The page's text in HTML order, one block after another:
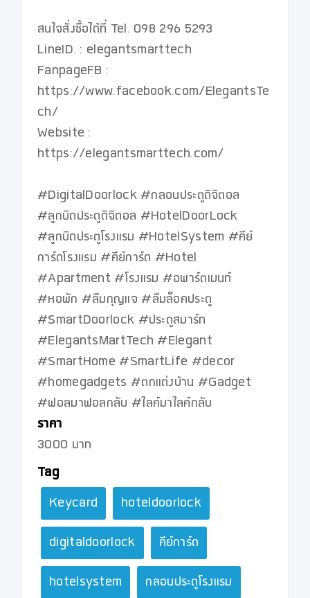
สนใจสั่งซื้อได้ที่ Tel. 098 296 5293
LineID. : elegantsmarttech
FanpageFB :
https://www.facebook.com/ElegantsTe
ch/
Website :
https://elegantsmarttech.com/
#DigitalDoorlock #กลอนประตูดิจิตอล
#ลูกบิดประตูดิจิตอล #HotelDoorLock
#ลูกบิดประตูโรงแรม #HotelSystem #คีย์
การ์ดโรงแรม #คีย์การ์ด #Hotel
#Apartment #โรงแรม #อพาร์ตเมนท์
#หอพัก #ลืมกุญแจ #ลืมล็อคประตู
#SmartDoorlock #ประตูสมาร์ท
#ElegantsMartTech #Elegant
#SmartHome #SmartLife #decor
#homegadgets #ตกแต่งบ้าน #Gadget
#ฟอลมาฟอลกลับ​ #ไลค์มาไลค์กลับ
ราคา
3000 บาท
Tag
Keycard hoteldoorlock
digitaldoorlock คีย์การ์ด
hotelsystem กลอนประตูโรงแรม